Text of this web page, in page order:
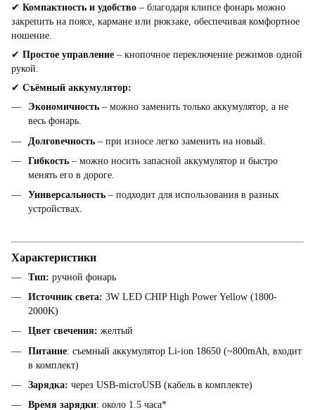
✔ Компактность и удобство – благодаря клипсе фонарь можно
закрепить на поясе, кармане или рюкзаке, обеспечивая комфортное
ношение.
✔ Простое управление – кнопочное переключение режимов одной
рукой.
✔ Съёмный аккумулятор:
Экономичность – можно заменить только аккумулятор, а не
весь фонарь.
Долговечность – при износе легко заменить на новый.
Гибкость – можно носить запасной аккумулятор и быстро
менять его в дороге.
Универсальность – подходит для использования в разных
устройствах.
Характеристики
Тип: ручной фонарь
Источник света: 3W LED CHIP High Power Yellow (1800-
2000K)
Цвет свечения: желтый
Питание: съемный аккумулятор Li-ion 18650 (~800mAh, входит
в комплект)
Зарядка: через USB-microUSB (кабель в комплекте)
Время зарядки: около 1.5 часа*